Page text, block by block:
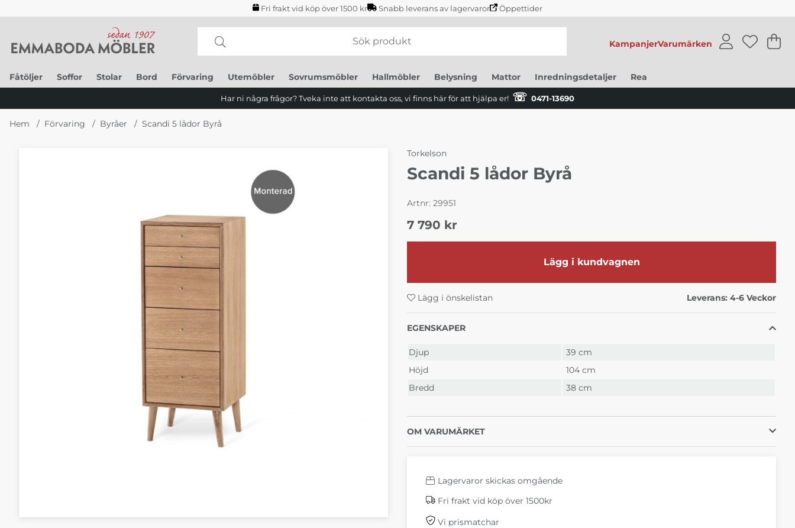
Fri frakt vid köp över 1500 kr Snabb leverans av lagervaror Öppettider
KampanjerVarumärken .
Fåtöljer Soffor Stolar Bord Förvaring Utemöbler Sovrumsmöbler Hallmöbler Belysning Mattor Inredningsdetaljer Rea
Har ni några frågor? Tveka inte att kontakta oss, vi finns här för att hjälpa er! ☏ 0471-13690
Hem Förvaring Byråer Scandi 5 lådor Byrå
Torkelson
Scandi 5 lådor Byrå
Artnr: 29951
7 790 kr
Lägg i kundvagnen
Lägg i önskelistan Leverans: 4-6 Veckor
EGENSKAPER
Djup
39 cm
Höjd
104 cm
Bredd
38 cm
OM VARUMÄRKET
Lagervaror skickas omgående
Fri frakt vid köp över 1500kr
Vi prismatchar